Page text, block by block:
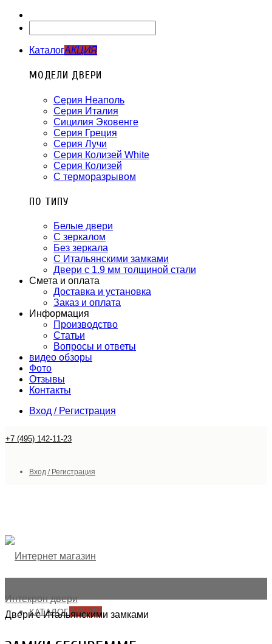
КаталогАКЦИЯ
МОДЕЛИ ДВЕРИ
Серия Неаполь
Серия Италия
Сицилия Эковенге
Серия Греция
Серия Лучи
Серия Колизей White
Серия Колизей
С терморазрывом
ПО ТИПУ
Белые двери
С зеркалом
Без зеркала
С Итальянскими замками
Двери с 1.9 мм толщиной стали
Смета и оплата
Доставка и установка
Заказ и оплата
Информация
Производство
Статьи
Вопросы и ответы
видео обзоры
Фото
Отзывы
Контакты
Вход / Регистрация
+7 (495) 142-11-23
Вход / Регистрация
КАТАЛОГАКЦИЯ
Двери с Итальянскими замками